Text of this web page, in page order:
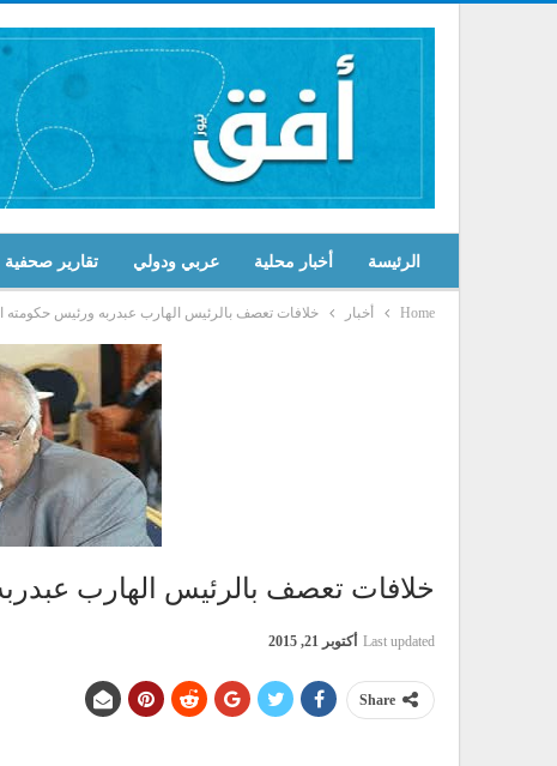
الرئيسة أخبار محلية عربي ودولي تقارير صحفية
Home أخبار خلافات تعصف بالرئيس الهارب عبدربه ورئيس حكومته
خلافات تعصف بالرئيس الهارب
Last updated أكتوبر 21, 2015
Share